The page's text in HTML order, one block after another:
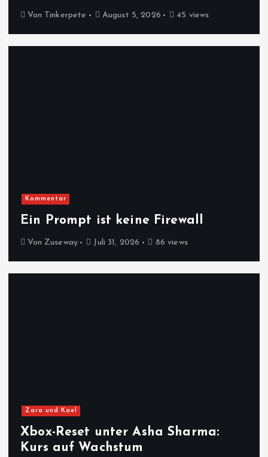
Von Tinkerpete August 5, 2026 45 views
Kommentar
Ein Prompt ist keine Firewall
Von Zuseway Juli 31, 2026 86 views
Zara und Kael
Xbox-Reset unter Asha Sharma:
Kurs auf Wachstum